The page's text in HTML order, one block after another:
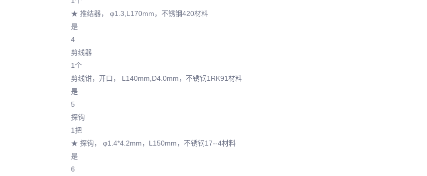
★ 推结器， φ1.3,L170mm，不锈钢420材料
是
4
剪线器
1个
剪线钳，开口， L140mm,D4.0mm，不锈钢1RK91材料
是
5
探钩
1把
★ 探钩， φ1.4*4.2mm，L150mm，不锈钢17--4材料
是
6